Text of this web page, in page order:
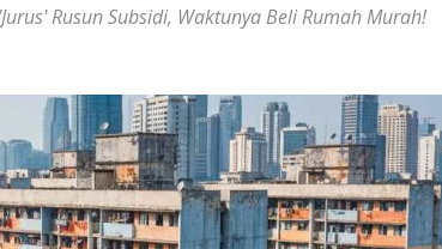
Rusun Subsidi, Waktunya Beli Rumah Murah!